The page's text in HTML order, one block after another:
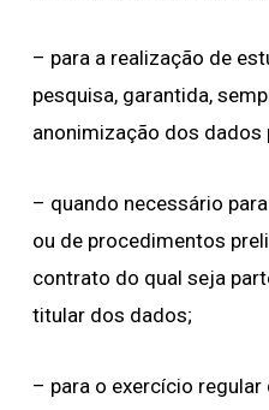
– para a realização de
pesquisa, garantida,
anonimização dos dados
– quando necessário
ou de procedimentos
contrato do qual seja
titular dos dados;
– para o exercício